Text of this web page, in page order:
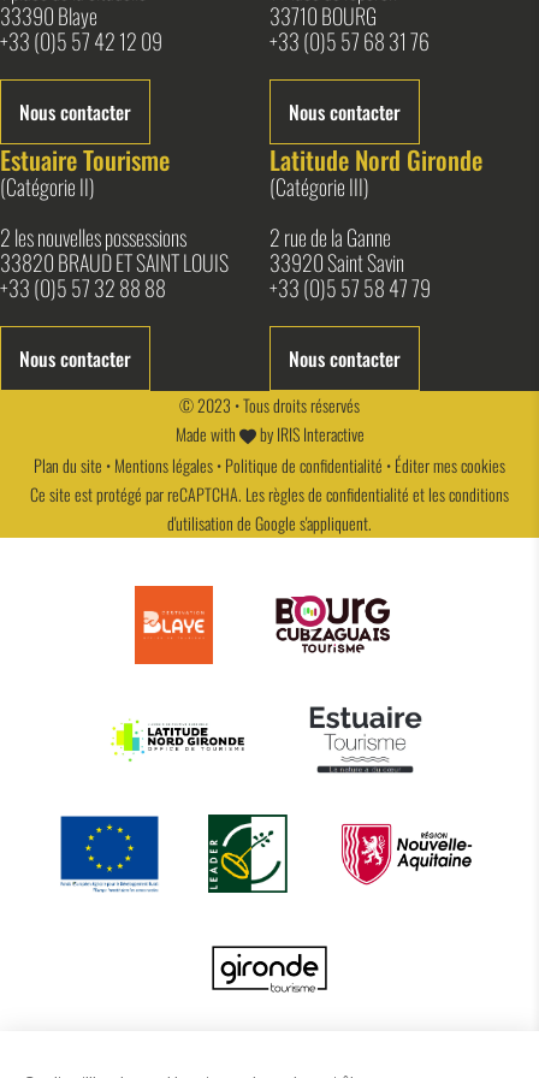
33390 Blaye
+33 (0)5 57 42 12 09
Nous contacter
33710 BOURG
+33 (0)5 57 68 31 76
Nous contacter
Estuaire Tourisme
(Catégorie II)
2 les nouvelles possessions
33820 BRAUD ET SAINT LOUIS
+33 (0)5 57 32 88 88
Nous contacter
Latitude Nord Gironde
(Catégorie III)
2 rue de la Ganne
33920 Saint Savin
+33 (0)5 57 58 47 79
Nous contacter
© 2023 • Tous droits réservés
Made with
byIRIS Interactive
Plan du site •Mentions légales•Politique de confidentialité •Éditer mes cookies
Ce site est protégé par reCAPTCHA. Lesrègles de confidentialitéet lesconditions
d'utilisationde Google s'appliquent.